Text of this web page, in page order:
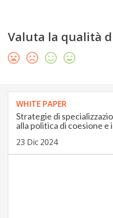
Valuta la qualità
WHITE PAPER
Strategie di
alla politica di coesione e
23 Dic 2024